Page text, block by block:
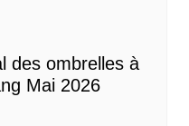
des ombrelles à
Mai 2026